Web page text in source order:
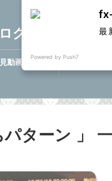
グ FX-Clover
動画集
パターン 」
最
Powered by Push7